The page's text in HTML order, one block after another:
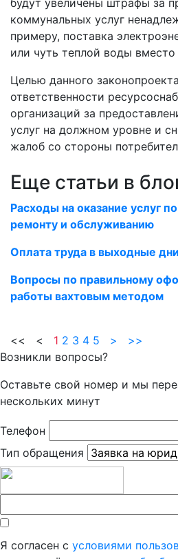
будут увеличены штрафы за
коммунальных услуг
примеру, поставка
или чуть теплой воды вместо
Целью данного
ответственности
организаций за
услуг на должном уровне и
жалоб со стороны
Еще статьи в
Расходы на оказание услуг
ремонту и обслуживанию
Оплата труда в выходные дни
Вопросы по правильному
работы вахтовым методом
<< < 1 2 3 4 5 >
>>
Возникли вопросы?
Оставьте свой номер и мы
нескольких минут
Телефон
Тип обращения
Я согласен с условиями